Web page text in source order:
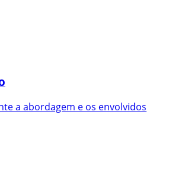
a abordagem e os envolvidos